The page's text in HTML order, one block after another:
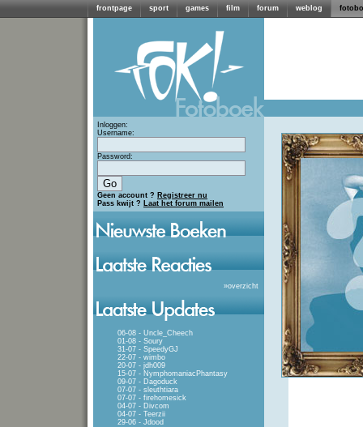
frontpage sport games film forum weblog
Inloggen:
Username:
Password:
Geen account ? Registreer nu
Pass kwijt ? Laat het forum mailen
»overzicht
06-08 - Uncle_Cheech
01-08 - Soury
31-07 - SpeedyGJ
22-07 - wimbo
20-07 - jdh009
15-07 - NymphomaniacPhantasy
09-07 - Dagoduck
07-07 - sleuthtiara
07-07 - firehomesick
04-07 - Divcom
04-07 - Teerzii
29-06 - Jdood